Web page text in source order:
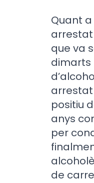
Quant a
arrestat
que va
dimarts
positiu
anys
per
de